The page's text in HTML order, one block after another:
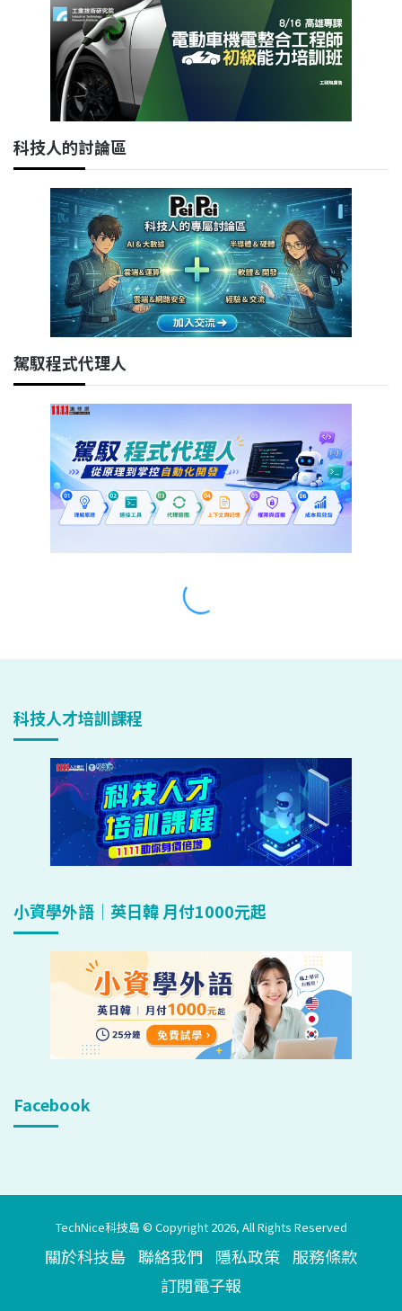
科技人才培訓課程
小資學外語｜英日韓 月付1000元起
Facebook
TechNice科技島 © Copyright 2026, All Rights Reserved
關於科技島 聯絡我們 隱私政策 服務條款
訂閱電子報